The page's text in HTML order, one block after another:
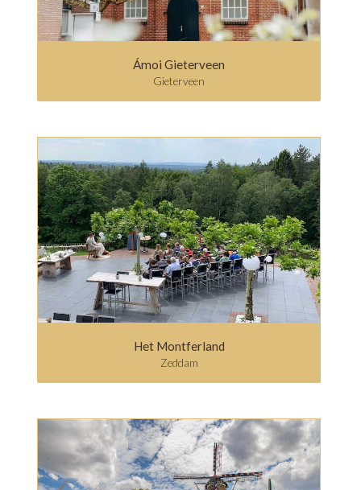
Ámoi Gieterveen
Gieterveen
Het Montferland
Zeddam